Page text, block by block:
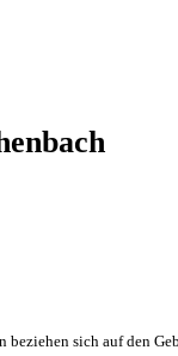
beziehen sich auf den